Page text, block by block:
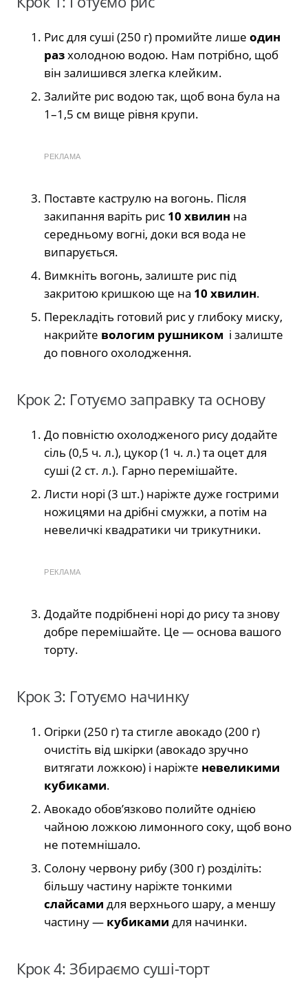
Рис для суші (250 г) промийте лише один
разхолодною водою. Нам потрібно, щоб
він залишився злегка клейким.
Залийте рис водою так, щоб вона була на
1–1,5 см вище рівня крупи.
РЕКЛАМА
Поставте каструлю на вогонь. Після
закипання варіть рис 10 хвилин на
середньому вогні, доки вся вода не
випарується.
Вимкніть вогонь, залиште рис під
закритою кришкою ще на 10 хвилин.
Перекладіть готовий рис у глибоку миску,
накрийте вологим рушником і залиште
до повного охолодження.
Крок 2: Готуємо заправку та основу
До повністю охолодженого рису додайте
сіль (0,5 ч. л.), цукор (1 ч. л.) та оцет для
суші (2 ст. л.). Гарно перемішайте.
Листи норі (3 шт.) наріжте дуже гострими
ножицями на дрібні смужки, а потім на
невеличкі квадратики чи трикутники.
РЕКЛАМА
Додайте подрібнені норі до рису та знову
добре перемішайте. Це — основа вашого
торту.
Крок 3: Готуємо начинку
Огірки (250 г) та стигле авокадо (200 г)
очистіть від шкірки (авокадо зручно
витягати ложкою) і наріжте невеликими
кубиками.
Авокадо обов’язково полийте однією
чайною ложкою лимонного соку, щоб воно
не потемнішало.
Солону червону рибу (300 г) розділіть:
більшу частину наріжте тонкими
слайсами для верхнього шару, а меншу
частину — кубиками для начинки.
Крок 4: Збираємо суші-торт